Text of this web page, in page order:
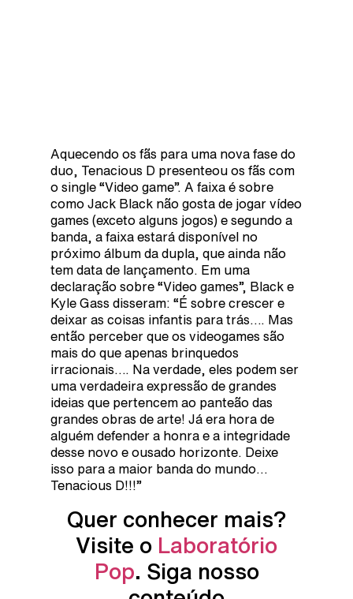
Aquecendo os fãs para uma nova fase do
duo, Tenacious D presenteou os fãs com
o single “Video game”. A faixa é sobre
como Jack Black não gosta de jogar vídeo
games (exceto alguns jogos) e segundo a
banda, a faixa estará disponível no
próximo álbum da dupla, que ainda não
tem data de lançamento. Em uma
declaração sobre “Video games”, Black e
Kyle Gass disseram: “É sobre crescer e
deixar as coisas infantis para trás…. Mas
então perceber que os videogames são
mais do que apenas brinquedos
irracionais…. Na verdade, eles podem ser
uma verdadeira expressão de grandes
ideias que pertencem ao panteão das
grandes obras de arte! Já era hora de
alguém defender a honra e a integridade
desse novo e ousado horizonte. Deixe
isso para a maior banda do mundo…
Tenacious D!!!”
Quer conhecer mais?
Visite o Laboratório
Pop. Siga nosso